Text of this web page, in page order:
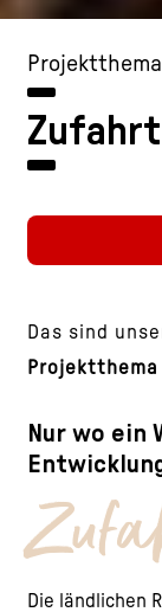
Projektthema
Das sind
Nur wo ein
Die ländlichen